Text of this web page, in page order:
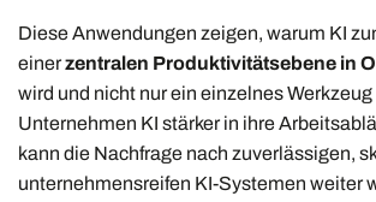
Diese Anwendungen zeigen, warum KI
einerzentralen Produktivitätsebene in
wird und nicht nur ein einzelnes
Unternehmen KI stärker in ihre
kann die Nachfrage nach zuverlässigen,
unternehmensreifen KI-Systemen weiter